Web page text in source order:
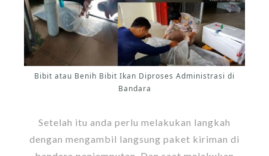
Bibit atau Benih Bibit Ikan Diproses Administrasi di
Bandara
Setelah itu anda perlu melakukan langkah
dengan mengambil langsung paket kiriman di